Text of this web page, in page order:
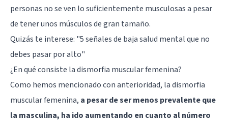
personas no se ven lo suficientemente musculosas a pesar
de tener unos músculos de gran tamaño.
Quizás te interese: "5 señales de baja salud mental que no
debes pasar por alto"
¿En qué consiste la dismorfia muscular femenina?
Como hemos mencionado con anterioridad, la dismorfia
muscular femenina, a pesar de ser menos prevalente que
la masculina, ha ido aumentando en cuanto al número